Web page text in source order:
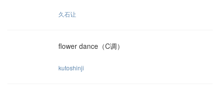
久石让
flower dance（C调）
kutoshinji